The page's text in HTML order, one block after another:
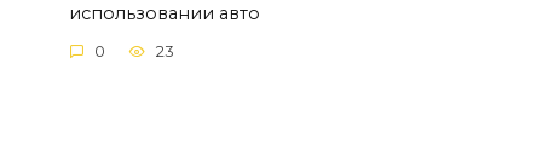
использовании авто
0 23